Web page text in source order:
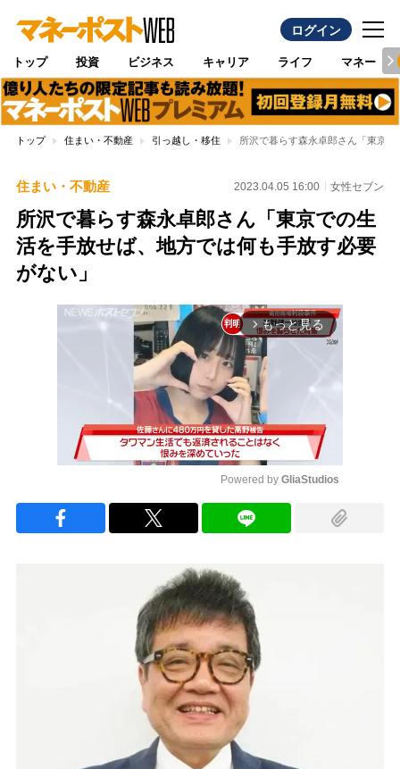
ログイン
トップ 投資 ビジネス キャリア ライフ マネー
トップ 住まい・不動産 引っ越し・移住 所沢で暮らす森永卓郎さん「東京
住まい・不動産 2023.04.05 16:00 女性セブン
所沢で暮らす森永卓郎さん「東京での生
活を手放せば、地方では何も手放す必要
がない」
arrow_forward_ios もっと見る
Powered by GliaStudios